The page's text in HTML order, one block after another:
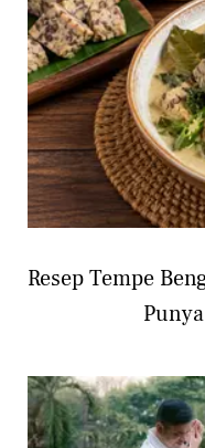
Resep Tempe